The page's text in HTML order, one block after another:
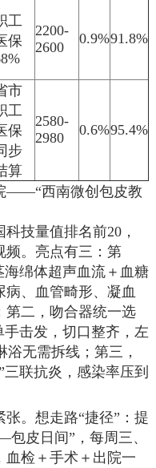
工
保
2200-
2600
0.9%91.8%
市
工
保
步
算
2580-
2980
0.6%95.4%
——“西南微创包皮教
技量值排名前20，
频。亮点有三：第
绵体超声血流＋血糖
病、血管畸形、凝血
第二，吻合器统一选
手击发，切口整齐，左
浴无需拆线；第三，
联抗炎，感染率压到
。想走路“捷径”：提
皮日间”，每周三、
血检＋手术＋出院一